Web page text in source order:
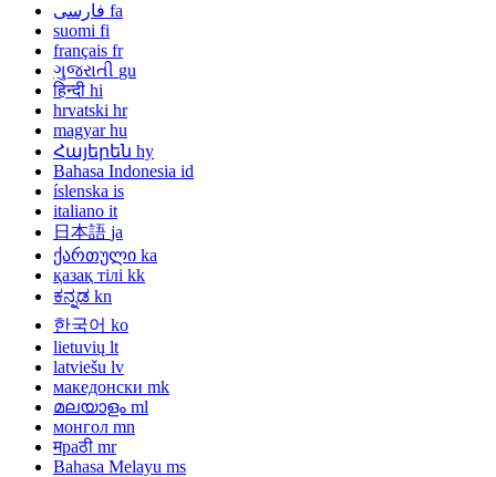
فارسی fa
suomi fi
français fr
ગુજરાતી gu
हिन्दी hi
hrvatski hr
magyar hu
Հայերեն hy
Bahasa Indonesia id
íslenska is
italiano it
日本語 ja
ქართული ka
қазақ тілі kk
ಕನ್ನಡ kn
한국어 ko
lietuvių lt
latviešu lv
македонски mk
മലയാളം ml
монгол mn
मраठी mr
Bahasa Melayu ms